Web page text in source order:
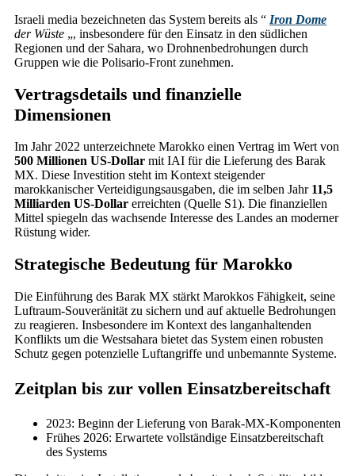
Israeli media bezeichneten das System bereits als “ Iron Dome
der Wüste „, insbesondere für den Einsatz in den südlichen
Regionen und der Sahara, wo Drohnenbedrohungen durch
Gruppen wie die Polisario-Front zunehmen.
Vertragsdetails und finanzielle
Dimensionen
Im Jahr 2022 unterzeichnete Marokko einen Vertrag im Wert von
500 Millionen US-Dollar mit IAI für die Lieferung des Barak
MX. Diese Investition steht im Kontext steigender
marokkanischer Verteidigungsausgaben, die im selben Jahr 11,5
Milliarden US-Dollar erreichten (Quelle S1). Die finanziellen
Mittel spiegeln das wachsende Interesse des Landes an moderner
Rüstung wider.
Strategische Bedeutung für Marokko
Die Einführung des Barak MX stärkt Marokkos Fähigkeit, seine
Luftraum-Souveränität zu sichern und auf aktuelle Bedrohungen
zu reagieren. Insbesondere im Kontext des langanhaltenden
Konflikts um die Westsahara bietet das System einen robusten
Schutz gegen potenzielle Luftangriffe und unbemannte Systeme.
Zeitplan bis zur vollen Einsatzbereitschaft
2023: Beginn der Lieferung von Barak-MX-Komponenten
Frühes 2026: Erwartete vollständige Einsatzbereitschaft
des Systems